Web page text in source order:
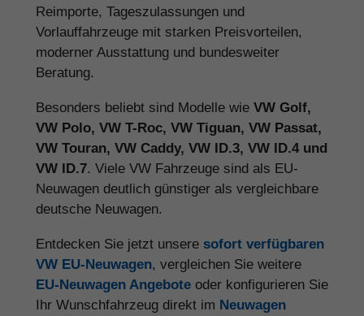
Reimporte, Tageszulassungen und
Vorlauffahrzeuge mit starken Preisvorteilen,
moderner Ausstattung und bundesweiter
Beratung.
Besonders beliebt sind Modelle wie VW Golf,
VW Polo, VW T-Roc, VW Tiguan, VW Passat,
VW Touran, VW Caddy, VW ID.3, VW ID.4 und
VW ID.7. Viele VW Fahrzeuge sind als EU-
Neuwagen deutlich günstiger als vergleichbare
deutsche Neuwagen.
Entdecken Sie jetzt unsere sofort verfügbaren
VW EU-Neuwagen, vergleichen Sie weitere
EU-Neuwagen Angebote oder konfigurieren Sie
Ihr Wunschfahrzeug direkt im Neuwagen